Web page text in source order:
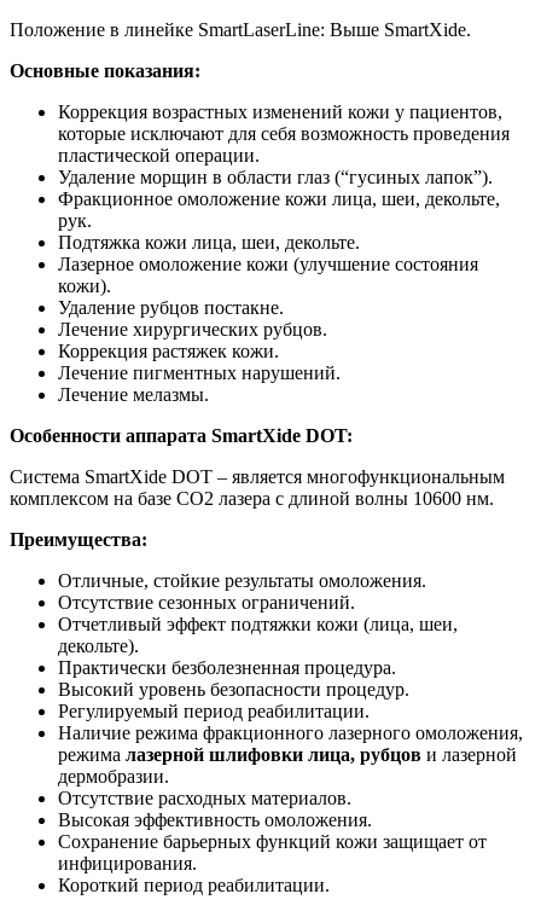
Положение в линейке SmartLaserLine: Выше SmartXide.
Основные показания:
Коррекция возрастных изменений кожи у пациентов,
которые исключают для себя возможность проведения
пластической операции.
Удаление морщин в области глаз (“гусиных лапок”).
Фракционное омоложение кожи лица, шеи, декольте,
рук.
Подтяжка кожи лица, шеи, декольте.
Лазерное омоложение кожи (улучшение состояния
кожи).
Удаление рубцов постакне.
Лечение хирургических рубцов.
Коррекция растяжек кожи.
Лечение пигментных нарушений.
Лечение мелазмы.
Особенности аппарата SmartXide DOT:
Система SmartXide DOT – является многофункциональным
комплексом на базе CO2 лазера с длиной волны 10600 нм.
Преимущества:
Отличные, стойкие результаты омоложения.
Отсутствие сезонных ограничений.
Отчетливый эффект подтяжки кожи (лица, шеи,
декольте).
Практически безболезненная процедура.
Высокий уровень безопасности процедур.
Регулируемый период реабилитации.
Наличие режима фракционного лазерного омоложения,
режима лазерной шлифовки лица, рубцов и лазерной
дермобразии.
Отсутствие расходных материалов.
Высокая эффективность омоложения.
Сохранение барьерных функций кожи защищает от
инфицирования.
Короткий период реабилитации.